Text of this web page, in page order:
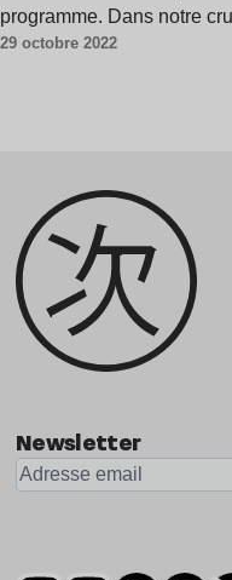
programme. Dans notre
29 octobre 2022
Newsletter